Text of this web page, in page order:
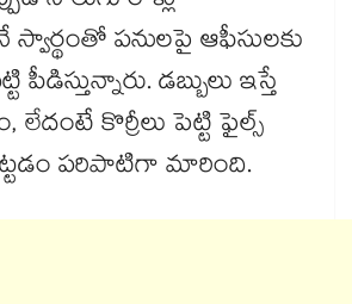
పనులపై ఆఫీసులకు
పీడిస్తున్నారు. డబ్బులు ఇస్తే
లేదంటే కొర్రీలు పెట్టి ఫైల్స్‌‌‌‌‌
పరిపాటిగా మారింది.